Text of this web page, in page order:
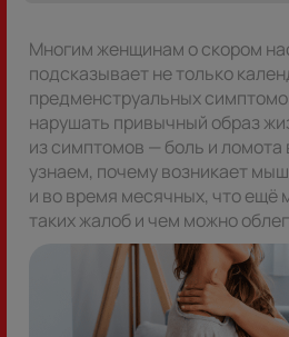
Многим женщинам о скором
подсказывает не только
предменструальных
нарушать привычный образ
из симптомов — боль и
узнаем, почему возникает
и во время месячных, что ещё
таких жалоб и чем можно